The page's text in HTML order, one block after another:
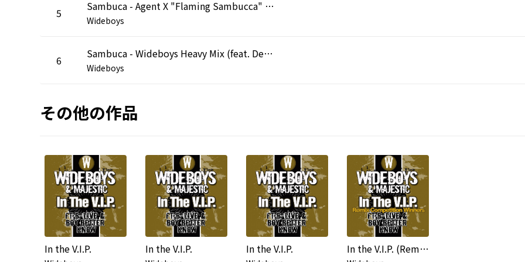
5 Sambuca - Agent X "Flaming Sambucca" Remix (feat. Dennis G)
Wideboys
6 Sambuca - Wideboys Heavy Mix (feat. Dennis G)
Wideboys
その他の作品
In the V.I.P. In the V.I.P. In the V.I.P. In the V.I.P. (Remix Competition Winners)